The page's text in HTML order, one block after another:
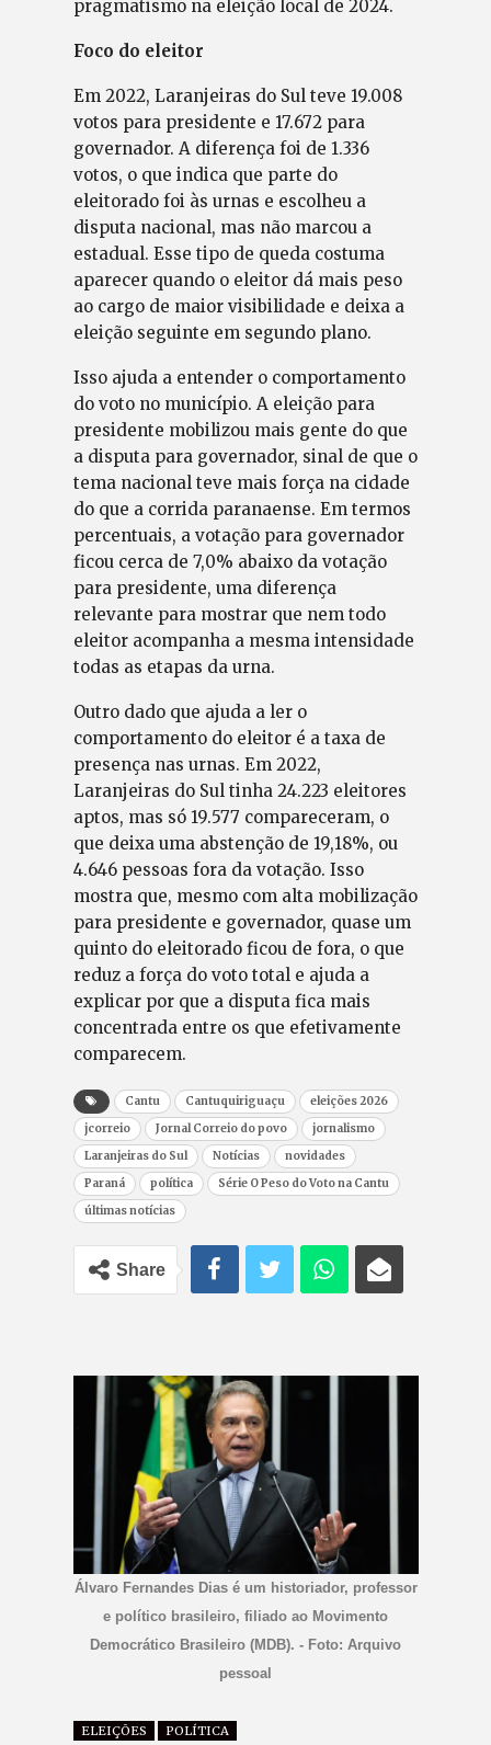
pragmatismo na eleição local de 2024.
Foco do eleitor
Em 2022, Laranjeiras do Sul teve 19.008
votos para presidente e 17.672 para
governador. A diferença foi de 1.336
votos, o que indica que parte do
eleitorado foi às urnas e escolheu a
disputa nacional, mas não marcou a
estadual. Esse tipo de queda costuma
aparecer quando o eleitor dá mais peso
ao cargo de maior visibilidade e deixa a
eleição seguinte em segundo plano.
Isso ajuda a entender o comportamento
do voto no município. A eleição para
presidente mobilizou mais gente do que
a disputa para governador, sinal de que o
tema nacional teve mais força na cidade
do que a corrida paranaense. Em termos
percentuais, a votação para governador
ficou cerca de 7,0% abaixo da votação
para presidente, uma diferença
relevante para mostrar que nem todo
eleitor acompanha a mesma intensidade
todas as etapas da urna.
Outro dado que ajuda a ler o
comportamento do eleitor é a taxa de
presença nas urnas. Em 2022,
Laranjeiras do Sul tinha 24.223 eleitores
aptos, mas só 19.577 compareceram, o
que deixa uma abstenção de 19,18%, ou
4.646 pessoas fora da votação. Isso
mostra que, mesmo com alta mobilização
para presidente e governador, quase um
quinto do eleitorado ficou de fora, o que
reduz a força do voto total e ajuda a
explicar por que a disputa fica mais
concentrada entre os que efetivamente
comparecem.
Cantu Cantuquiriguaçu
eleições 2026
jcorreio
Jornal Correio do povo
jornalismo
Laranjeiras do Sul
Notícias
novidades
Paraná
política
Série O Peso do Voto na Cantu
últimas notícias
Share
Álvaro Fernandes Dias é um historiador, professor
e político brasileiro, filiado ao Movimento
Democrático Brasileiro (MDB). - Foto: Arquivo
pessoal
ELEIÇÕES POLÍTICA